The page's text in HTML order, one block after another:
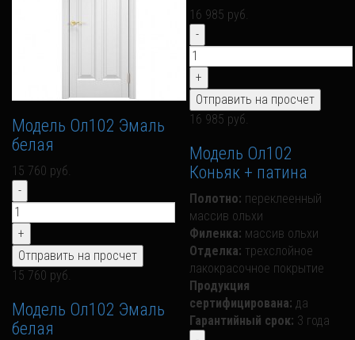
Модель Ол102 Эмаль
белая
15 760 руб.
15 760 руб.
Модель Ол102 Эмаль
белая
16 985 руб.
16 985 руб.
Модель Ол102
Коньяк + патина
Полотно: переклеенный
массив ольхи
Филенка: массив ольхи
Отделка: трехслойное
лакокрасочное покрытие
Продукция
сертифицирована: да
Гарантийный срок: 3 года